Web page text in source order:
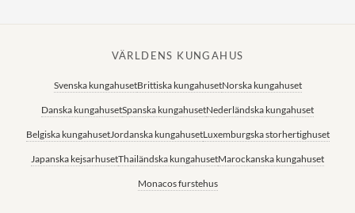
VÄRLDENS KUNGAHUS
Svenska kungahusetBrittiska kungahusetNorska kungahuset
Danska kungahusetSpanska kungahusetNederländska kungahuset
Belgiska kungahusetJordanska kungahusetLuxemburgska storhertighuset
Japanska kejsarhusetThailändska kungahusetMarockanska kungahuset
Monacos furstehus